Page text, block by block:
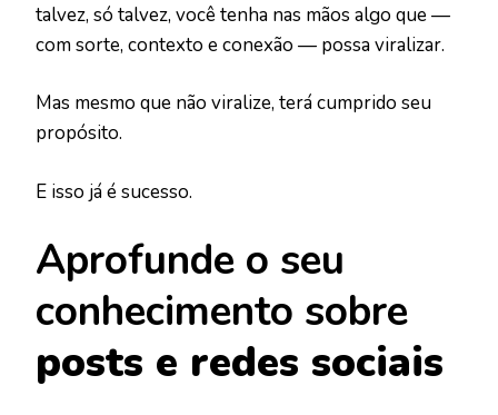
talvez, só talvez, você tenha nas mãos algo que —
com sorte, contexto e conexão — possa viralizar.
Mas mesmo que não viralize, terá cumprido seu
propósito.
E isso já é sucesso.
Aprofunde o seu
conhecimento sobre
posts e redes sociais